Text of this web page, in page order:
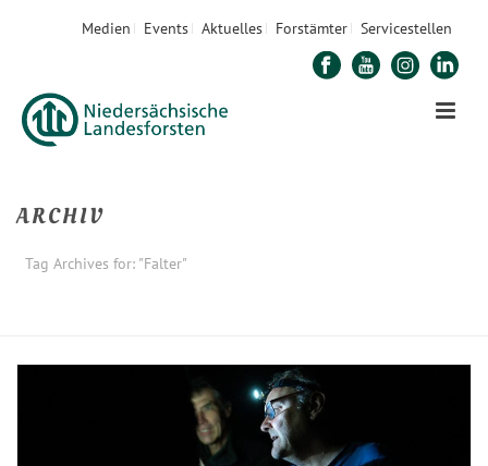
Medien Events Aktuelles Forstämter Servicestellen
ARCHIV
Tag Archives for: "Falter"